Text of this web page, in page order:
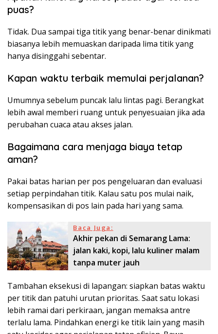
puas?
Tidak. Dua sampai tiga titik yang benar-benar dinikmati
biasanya lebih memuaskan daripada lima titik yang
hanya disinggahi sebentar.
Kapan waktu terbaik memulai perjalanan?
Umumnya sebelum puncak lalu lintas pagi. Berangkat
lebih awal memberi ruang untuk penyesuaian jika ada
perubahan cuaca atau akses jalan.
Bagaimana cara menjaga biaya tetap
aman?
Pakai batas harian per pos pengeluaran dan evaluasi
setiap perpindahan titik. Kalau satu pos mulai naik,
kompensasikan di pos lain pada hari yang sama.
Baca Juga:
Akhir pekan di Semarang Lama:
jalan kaki, kopi, lalu kuliner malam
tanpa muter jauh
Tambahan eksekusi di lapangan: siapkan batas waktu
per titik dan patuhi urutan prioritas. Saat satu lokasi
lebih ramai dari perkiraan, jangan memaksa antre
terlalu lama. Pindahkan energi ke titik lain yang masih